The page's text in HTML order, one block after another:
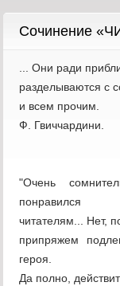
Cочинение
... Они ради
разделываются с
и всем прочим.
Ф. Гвиччардини.
"Очень
понравился
читателям... Нет,
припряжем
героя.
Да полно,